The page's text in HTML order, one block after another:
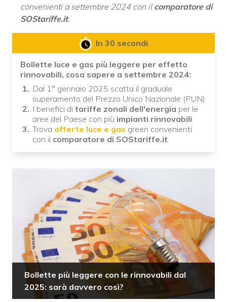
convenienti a settembre 2024 con il comparatore di
SOStariffe.it.
In 30 secondi
Bollette luce e gas più leggere per effetto
rinnovabili, cosa sapere a settembre 2024:
Dal 1° gennaio 2025 scatta il graduale
superamento del Prezzo Unico Nazionale (PUN)
I benefici di tariffe zonali dell'energia per le
aree del Paese con più impianti rinnovabili
Trova offerte luce e gas green convenienti
con il comparatore di SOStariffe.it
Bollette più leggere con le rinnovabili dal
2025: sarà davvero così?